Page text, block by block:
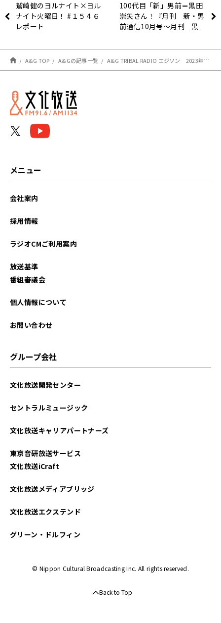
鷲崎健のヨルナイト×ヨル
ナイト火曜日！ #１５４６
レポート
100代目「新」男前＝黒田
崇矢さん！『月刊 新・男
前通信10月号～月刊 黒
A&G TOP A&Gの記事一覧 A&G TRIBAL RADIO エジソン 2023年9月9日 放送後記
メニュー
会社案内
採用情報
ラジオCMご利用案内
放送基準
番組審議会
個人情報について
お問い合わせ
グループ会社
文化放送開発センター
セントラルミュージック
文化放送キャリアパートナーズ
東京音研放送サービス
文化放送iCraft
文化放送メディアブリッジ
文化放送エクステンド
グリーン・ドルフィン
© Nippon Cultural Broadcasting Inc. All rights reserved.
Back to Top